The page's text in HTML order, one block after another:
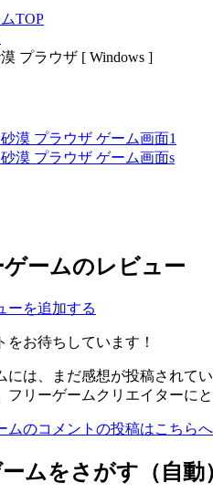
TOP
プラウザ [ Windows ]
ームのレビュー
ーを追加する
をお待ちしています！
には、まだ感想が投稿されて
フリーゲームクリエイターに
ムのコメントの投稿はこちらへ
ムをさがす（自動